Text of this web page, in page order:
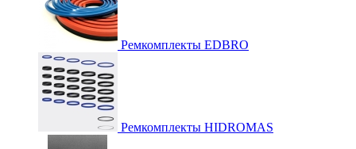
Ремкомплекты EDBRO
Ремкомплекты HIDROMAS